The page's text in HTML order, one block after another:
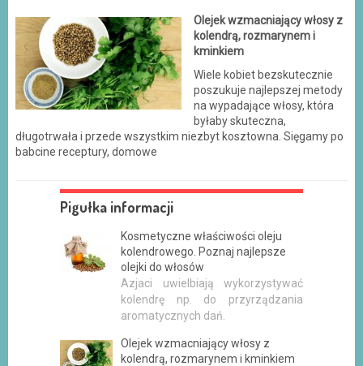
Olejek wzmacniający włosy z
kolendrą, rozmarynem i
kminkiem
Wiele kobiet bezskutecznie
poszukuje najlepszej metody
na wypadające włosy, która
byłaby skuteczna,
długotrwała i przede wszystkim niezbyt kosztowna. Sięgamy po
babcine receptury, domowe
Pigułka informacji
Kosmetyczne właściwości oleju
kolendrowego. Poznaj najlepsze
olejki do włosów
Azjaci uwielbiają wykorzystywać
kolendrę np. do przyrządzania
aromatycznych dań.
Olejek wzmacniający włosy z
kolendrą, rozmarynem i kminkiem